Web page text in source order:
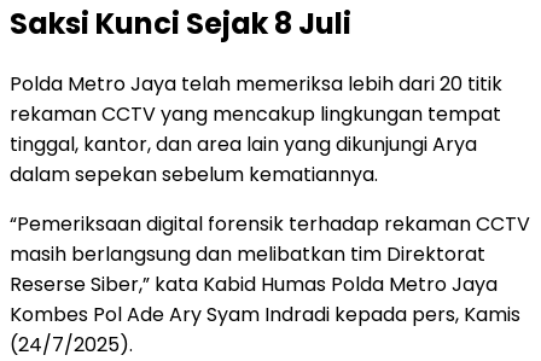
Saksi Kunci Sejak 8 Juli
Polda Metro Jaya telah memeriksa lebih dari 20 titik
rekaman CCTV yang mencakup lingkungan tempat
tinggal, kantor, dan area lain yang dikunjungi Arya
dalam sepekan sebelum kematiannya.
“Pemeriksaan digital forensik terhadap rekaman CCTV
masih berlangsung dan melibatkan tim Direktorat
Reserse Siber,” kata Kabid Humas Polda Metro Jaya
Kombes Pol Ade Ary Syam Indradi kepada pers, Kamis
(24/7/2025).